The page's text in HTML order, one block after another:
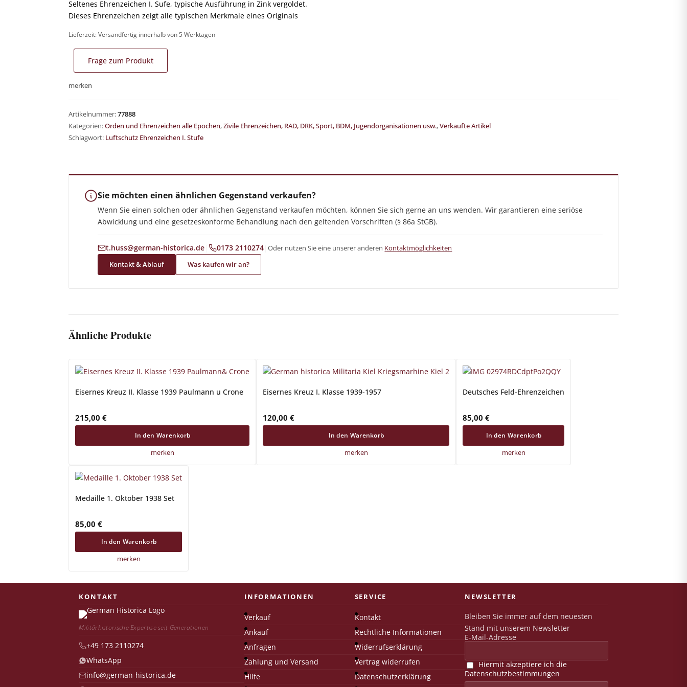
Ausrüstung & Zubehör
Seltenes Ehrenzeichen I. Sufe, typische Ausführung in Zink vergoldet.
Dieses Ehrenzeichen zeigt alle typischen Merkmale eines Originals
Lieferzeit:Versandfertig innerhalb von 5 Werktagen
Frage zum Produkt
merken
Artikelnummer:77888
Kategorien:Orden und Ehrenzeichen alle Epochen,Zivile Ehrenzeichen, RAD, DRK, Sport, BDM, Jugendorganisationen usw.,Verkaufte Artikel
Schlagwort: Luftschutz Ehrenzeichen I. Stufe
Sie möchten einen ähnlichen Gegenstand verkaufen?
Wenn Sie einen solchen oder ähnlichen Gegenstand verkaufen möchten, können Sie sich gerne an uns wenden. Wir garantieren eine seriöse
Abwicklung und eine gesetzeskonforme Behandlung nach den geltenden Vorschriften (§ 86a StGB).
t.huss@german-historica.de | 0173 2110274 |Oder nutzen Sie eine unserer anderen Kontaktmöglichkeiten
Kontakt & Ablauf
Was kaufen wir an?
Ähnliche Produkte
Eisernes Kreuz II. Klasse 1939 Paulmann u Crone
215,00€
In den Warenkorb
merken
Eisernes Kreuz I. Klasse 1939-1957
120,00€
In den Warenkorb
merken
Deutsches Feld-Ehrenzeichen
85,00€
In den Warenkorb
merken
Medaille 1. Oktober 1938 Set
85,00€
In den Warenkorb
merken
Militärhistorische Expertise seit Generationen
+49 173 2110274
WhatsApp
info@german-historica.de
INFORMATIONEN
Verkauf
Ankauf
Anfragen
Zahlung und Versand
Hilfe
SERVICE
Kontakt
Rechtliche Informationen
Widerrufserklärung
Vertrag widerrufen
Datenschutzerklärung
NEWSLETTER
Bleiben Sie immer auf dem neuesten
Stand mit unserem Newsletter
E-Mail-Adresse
Hiermit akzeptiere ich die
Datenschutzbestimmungen